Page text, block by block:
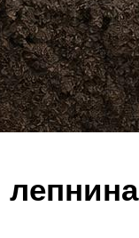
лепнина